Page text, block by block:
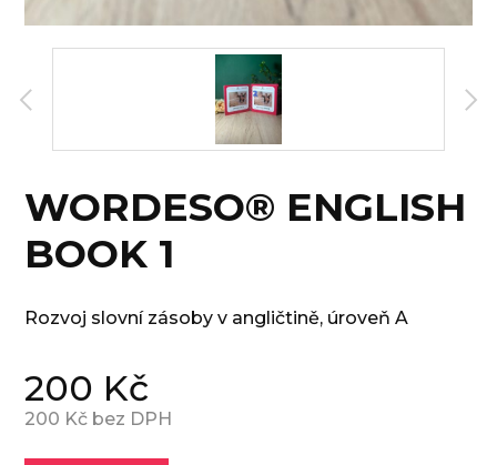
WORDESO® ENGLISH
BOOK 1
Rozvoj slovní zásoby v angličtině, úroveň A
200 Kč
200 Kč bez DPH